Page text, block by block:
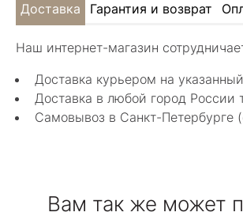
Доставка Гарантия и возврат
Наш интернет-магазин
Доставка курьером на
Доставка в любой город России
Самовывоз в Санкт-
Вам так же может